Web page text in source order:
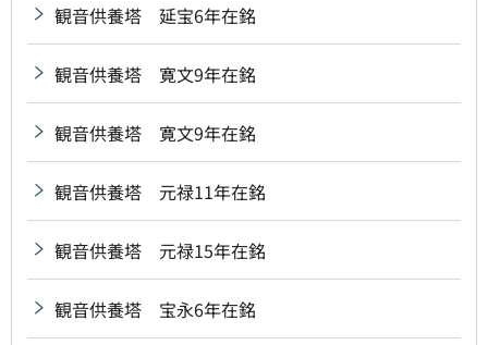
観音供養塔 延宝6年在銘
観音供養塔 寛文9年在銘
観音供養塔 寛文9年在銘
観音供養塔 元禄11年在銘
観音供養塔 元禄15年在銘
観音供養塔 宝永6年在銘